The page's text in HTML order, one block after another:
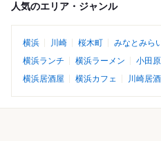
人気のエリア・ジャンル
横浜 川崎 桜木町 みなとみら
横浜ランチ
横浜ラーメン 小田
横浜居酒屋
横浜カフェ 川崎居